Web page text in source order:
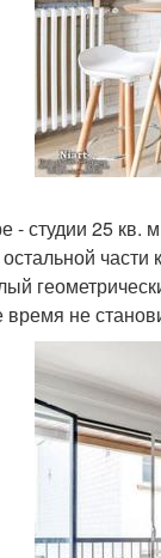
- студии 25
остальной
не